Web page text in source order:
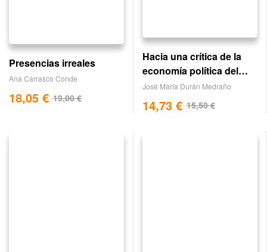
Presencias irreales
Ana Carrasco Conde
19,00€
18,05 €
Hacia una crítica de la
economía política del
arte
José María Durán Medraño
15,50€
14,73 €